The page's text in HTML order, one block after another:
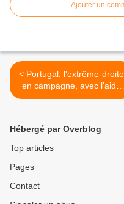
Ajouter un
< Portugal: l'extrême-droite
en campagne, avec l'aide
de Marine Le Pen
Hébergé par Overblog
Top articles
Pages
Contact